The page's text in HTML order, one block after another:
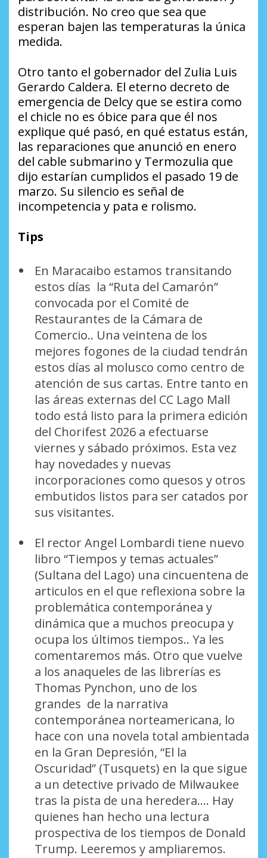
distribución. No creo que sea que
esperan bajen las temperaturas la única
medida.
Otro tanto el gobernador del Zulia Luis
Gerardo Caldera. El eterno decreto de
emergencia de Delcy que se estira como
el chicle no es óbice para que él nos
explique qué pasó, en qué estatus están,
las reparaciones que anunció en enero
del cable submarino y Termozulia que
dijo estarían cumplidos el pasado 19 de
marzo. Su silencio es señal de
incompetencia y pata e rolismo.
Tips
En Maracaibo estamos transitando
estos días la “Ruta del Camarón”
convocada por el Comité de
Restaurantes de la Cámara de
Comercio.. Una veintena de los
mejores fogones de la ciudad tendrán
estos días al molusco como centro de
atención de sus cartas. Entre tanto en
las áreas externas del CC Lago Mall
todo está listo para la primera edición
del Chorifest 2026 a efectuarse
viernes y sábado próximos. Esta vez
hay novedades y nuevas
incorporaciones como quesos y otros
embutidos listos para ser catados por
sus visitantes.
El rector Angel Lombardi tiene nuevo
libro “Tiempos y temas actuales”
(Sultana del Lago) una cincuentena de
articulos en el que reflexiona sobre la
problemática contemporánea y
dinámica que a muchos preocupa y
ocupa los últimos tiempos.. Ya les
comentaremos más. Otro que vuelve
a los anaqueles de las librerías es
Thomas Pynchon, uno de los
grandes de la narrativa
contemporánea norteamericana, lo
hace con una novela total ambientada
en la Gran Depresión, “El la
Oscuridad” (Tusquets) en la que sigue
a un detective privado de Milwaukee
tras la pista de una heredera…. Hay
quienes han hecho una lectura
prospectiva de los tiempos de Donald
Trump. Leeremos y ampliaremos.